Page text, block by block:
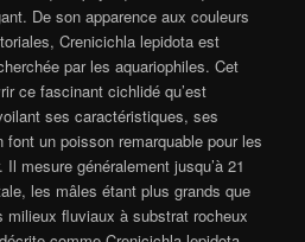
De son apparence aux couleurs
Crenicichla lepidota est
par les aquariophiles. Cet
ce fascinant cichlidé qu’est
ses caractéristiques, ses
un poisson remarquable pour les
mesure généralement jusqu’à 21
les mâles étant plus grands que
fluviaux à substrat rocheux